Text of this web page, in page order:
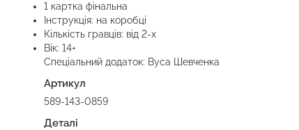
1 картка фінальна
Інструкція: на коробці
Кількість гравців: від 2-х
Вік: 14+
Спеціальний додаток: Вуса Шевченка
Артикул
589-143-0859
Деталі